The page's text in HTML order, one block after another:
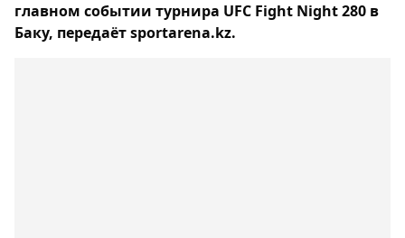
главном событии турнира UFC Fight Night 280 в
Баку, передаёт sportarena.kz.